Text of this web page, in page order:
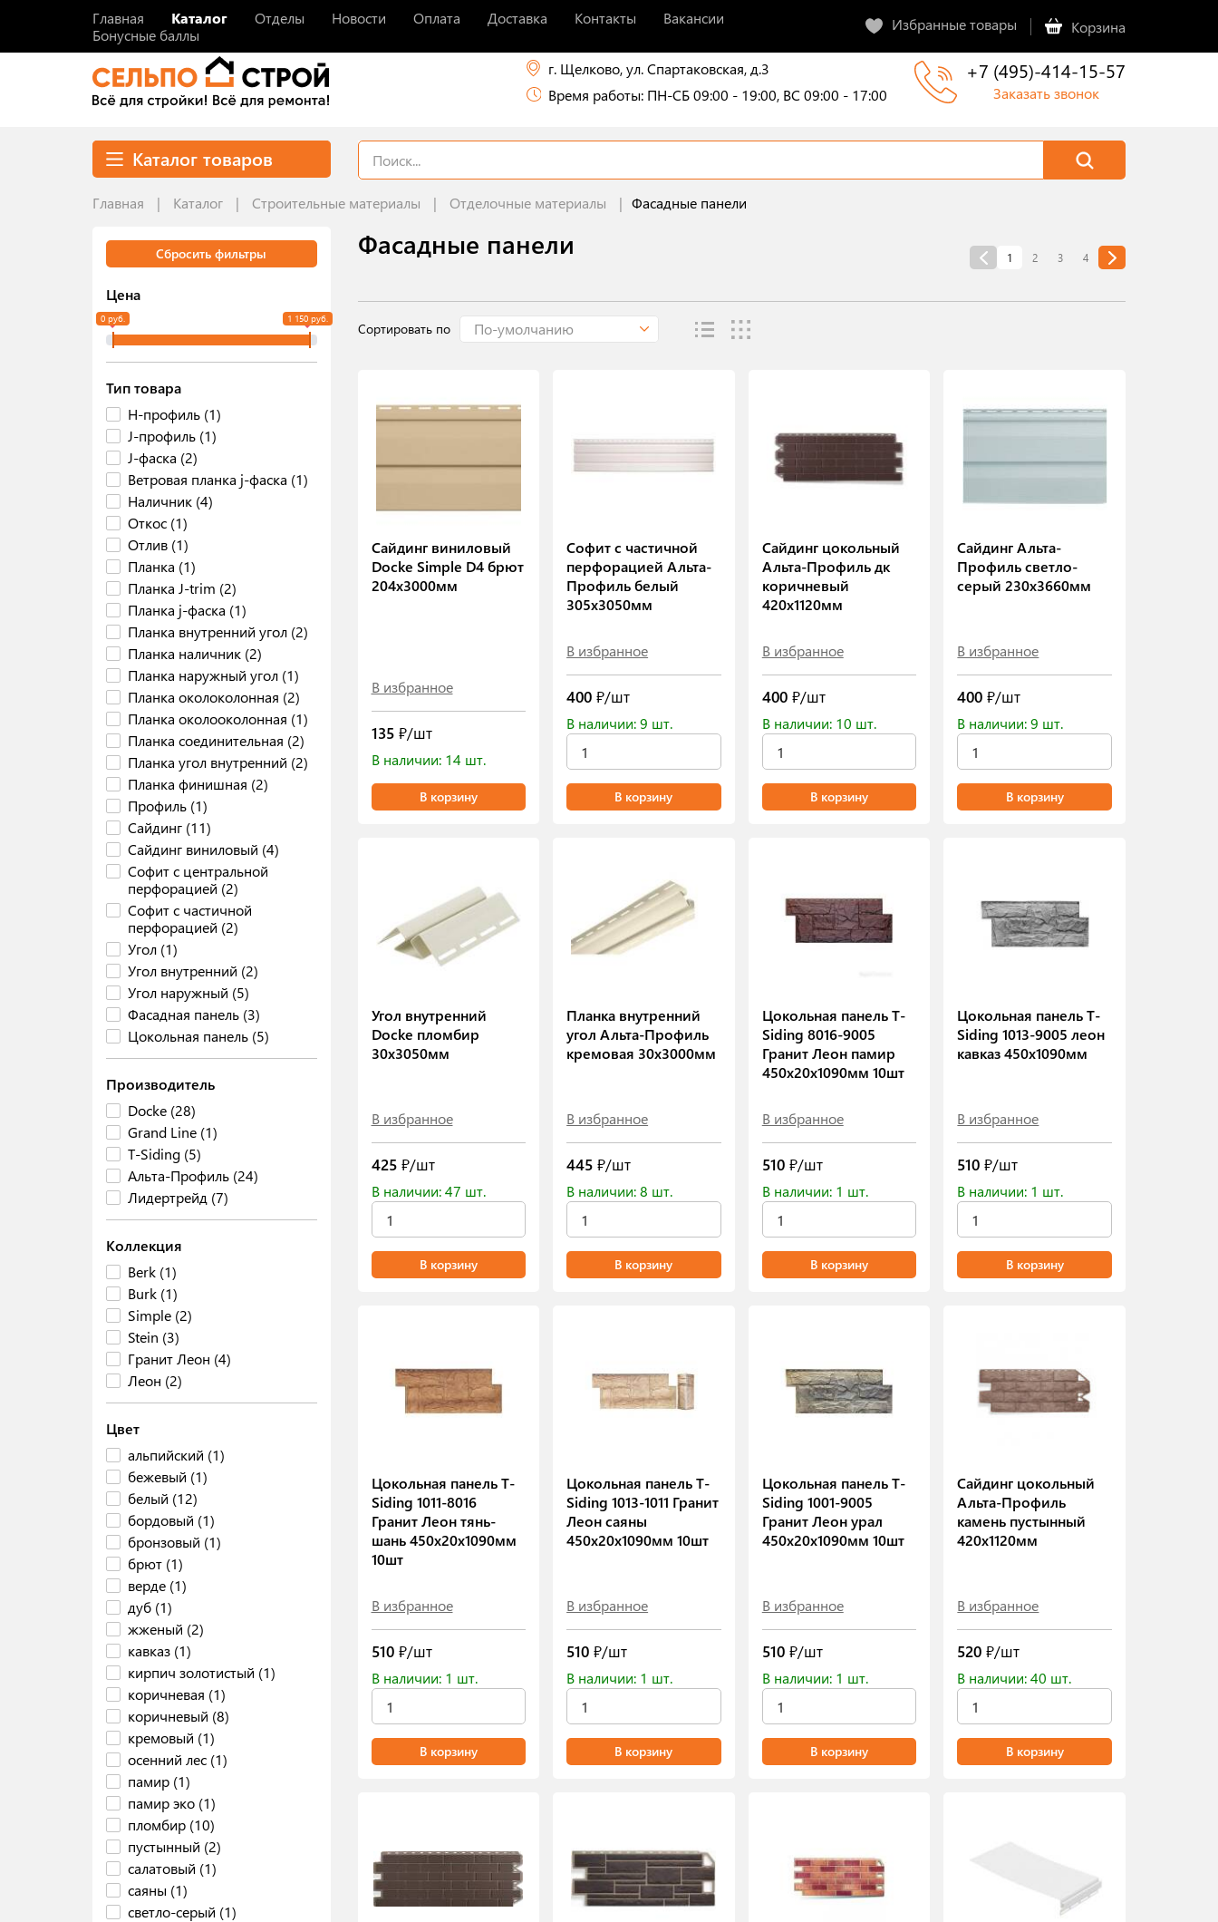
Главная Каталог Отделы Новости Оплата Доставка Контакты
Вакансии
Бонусные баллы
Избранные товары Корзина
г. Щелково, ул. Спартаковская, д.3
Время работы: ПН-СБ 09:00 - 19:00, ВС 09:00 - 17:00
+7 (495)-414-15-57
Заказать звонок
Каталог товаров
Главная Каталог Строительные материалы Отделочные материалы Фасадные панели
Сбросить фильтры
Цена
0 руб. 1 150 руб.
Тип товара
H-профиль (1)
J-профиль (1)
J-фаска (2)
Ветровая планка j-фаска (1)
Наличник (4)
Откос (1)
Отлив (1)
Планка (1)
Планка J-trim (2)
Планка j-фаска (1)
Планка внутренний угол (2)
Планка наличник (2)
Планка наружный угол (1)
Планка околоколонная (2)
Планка околооколонная (1)
Планка соединительная (2)
Планка угол внутренний (2)
Планка финишная (2)
Профиль (1)
Сайдинг (11)
Сайдинг виниловый (4)
Софит с центральной
перфорацией (2)
Софит с частичной
перфорацией (2)
Угол (1)
Угол внутренний (2)
Угол наружный (5)
Фасадная панель (3)
Цокольная панель (5)
Производитель
Docke (28)
Grand Line (1)
T-Siding (5)
Альта-Профиль (24)
Лидертрейд (7)
Коллекция
Berk (1)
Burk (1)
Simple (2)
Stein (3)
Гранит Леон (4)
Леон (2)
Цвет
альпийский (1)
бежевый (1)
белый (12)
бордовый (1)
бронзовый (1)
брют (1)
верде (1)
дуб (1)
жженый (2)
кавказ (1)
кирпич золотистый (1)
коричневая (1)
коричневый (8)
кремовый (1)
осенний лес (1)
памир (1)
памир эко (1)
пломбир (10)
пустынный (2)
салатовый (1)
саяны (1)
светло-серый (1)
Фасадные панели < 1 (current)
2 3 4 >
Сортировать по По-умолчанию
Сайдинг виниловый
Docke Simple D4 брют
204х3000мм
В избранное
135₽/шт
В наличии: 14 шт.
В корзину
Софит с частичной
перфорацией Альта-
Профиль белый
305х3050мм
В избранное
400 ₽/шт
В наличии: 9 шт.
В корзину
Сайдинг цокольный
Альта-Профиль дк
коричневый
420х1120мм
В избранное
400₽/шт
В наличии: 10 шт.
В корзину
Сайдинг Альта-
Профиль светло-
серый 230х3660мм
В избранное
400 ₽/шт
В наличии: 9 шт.
В корзину
Угол внутренний
Docke пломбир
30х3050мм
В избранное
425₽/шт
В наличии: 47 шт.
В корзину
Планка внутренний
угол Альта-Профиль
кремовая 30х3000мм
В избранное
445 ₽/шт
В наличии: 8 шт.
В корзину
Цокольная панель T-
Siding 8016-9005
Гранит Леон памир
450х20х1090мм 10шт
В избранное
510₽/шт
В наличии: 1 шт.
В корзину
Цокольная панель T-
Siding 1013-9005 леон
кавказ 450х1090мм
В избранное
510 ₽/шт
В наличии: 1 шт.
В корзину
Цокольная панель T-
Siding 1011-8016
Гранит Леон тянь-
шань 450х20х1090мм
10шт
В избранное
510₽/шт
В наличии: 1 шт.
В корзину
Цокольная панель T-
Siding 1013-1011 Гранит
Леон саяны
450х20х1090мм 10шт
В избранное
510 ₽/шт
В наличии: 1 шт.
В корзину
Цокольная панель T-
Siding 1001-9005
Гранит Леон урал
450х20х1090мм 10шт
В избранное
510₽/шт
В наличии: 1 шт.
В корзину
Сайдинг цокольный
Альта-Профиль
камень пустынный
420х1120мм
В избранное
520 ₽/шт
В наличии: 40 шт.
В корзину